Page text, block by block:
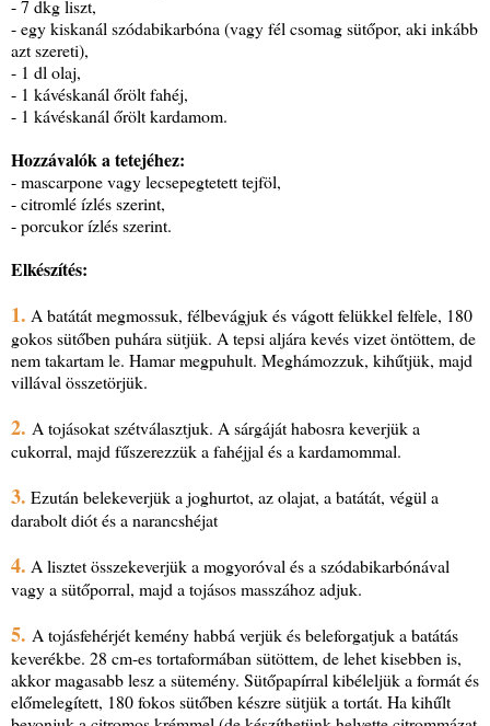
- 7 dkg liszt,
- egy kiskanál szódabikarbóna (vagy fél csomag sütőpor, aki inkább
azt szereti),
- 1 dl olaj,
- 1 kávéskanál őrölt fahéj,
- 1 kávéskanál őrölt kardamom.
Hozzávalók a tetejéhez:
- mascarpone vagy lecsepegtetett tejföl,
- citromlé ízlés szerint,
- porcukor ízlés szerint.
Elkészítés:
1. A batátát megmossuk, félbevágjuk és vágott felükkel felfele, 180
gokos sütőben puhára sütjük. A tepsi aljára kevés vizet öntöttem, de
nem takartam le. Hamar megpuhult. Meghámozzuk, kihűtjük, majd
villával összetörjük.
2. A tojásokat szétválasztjuk. A sárgáját habosra keverjük a
cukorral, majd fűszerezzük a fahéjjal és a kardamommal.
3. Ezután belekeverjük a joghurtot, az olajat, a batátát, végül a
darabolt diót és a narancshéjat
4. A lisztet összekeverjük a mogyoróval és a szódabikarbónával
vagy a sütőporral, majd a tojásos masszához adjuk.
5. A tojásfehérjét kemény habbá verjük és beleforgatjuk a batátás
keverékbe. 28 cm-es tortaformában sütöttem, de lehet kisebben is,
akkor magasabb lesz a sütemény. Sütőpapírral kibéleljük a formát és
előmelegített, 180 fokos sütőben készre sütjük a tortát. Ha kihűlt